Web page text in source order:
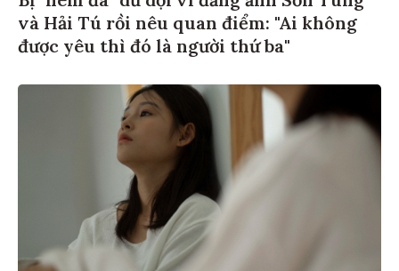
và Hải Tú rồi nêu quan điểm: "Ai không
được yêu thì đó là người thứ ba"